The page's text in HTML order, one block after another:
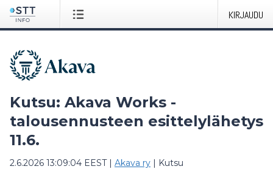
KIRJAUDU
Kutsu: Akava Works -
talousennusteen esittelylähetys
11.6.
2.6.2026 13:09:04 EEST| Akava ry | Kutsu